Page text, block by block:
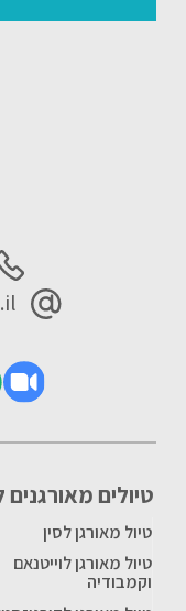
טיולים
טיול מאורגן לסין
טיול מאורגן לוייטנאם
וקמבודיה